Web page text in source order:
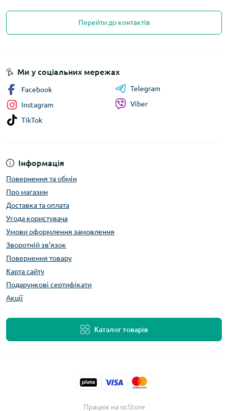
Перейти до контактів
Інформація
Повернення та обмін
Про магазин
Доставка та оплата
Угода користувача
Умови оформлення замовлення
Зворотній зв’язок
Повернення товару
Карта сайту
Подарункові сертифікати
Акції
Каталог товарів
Ми у соціальних мережах
Facebook
Instagram
TikTok
Telegram
Viber
Працює наocStore